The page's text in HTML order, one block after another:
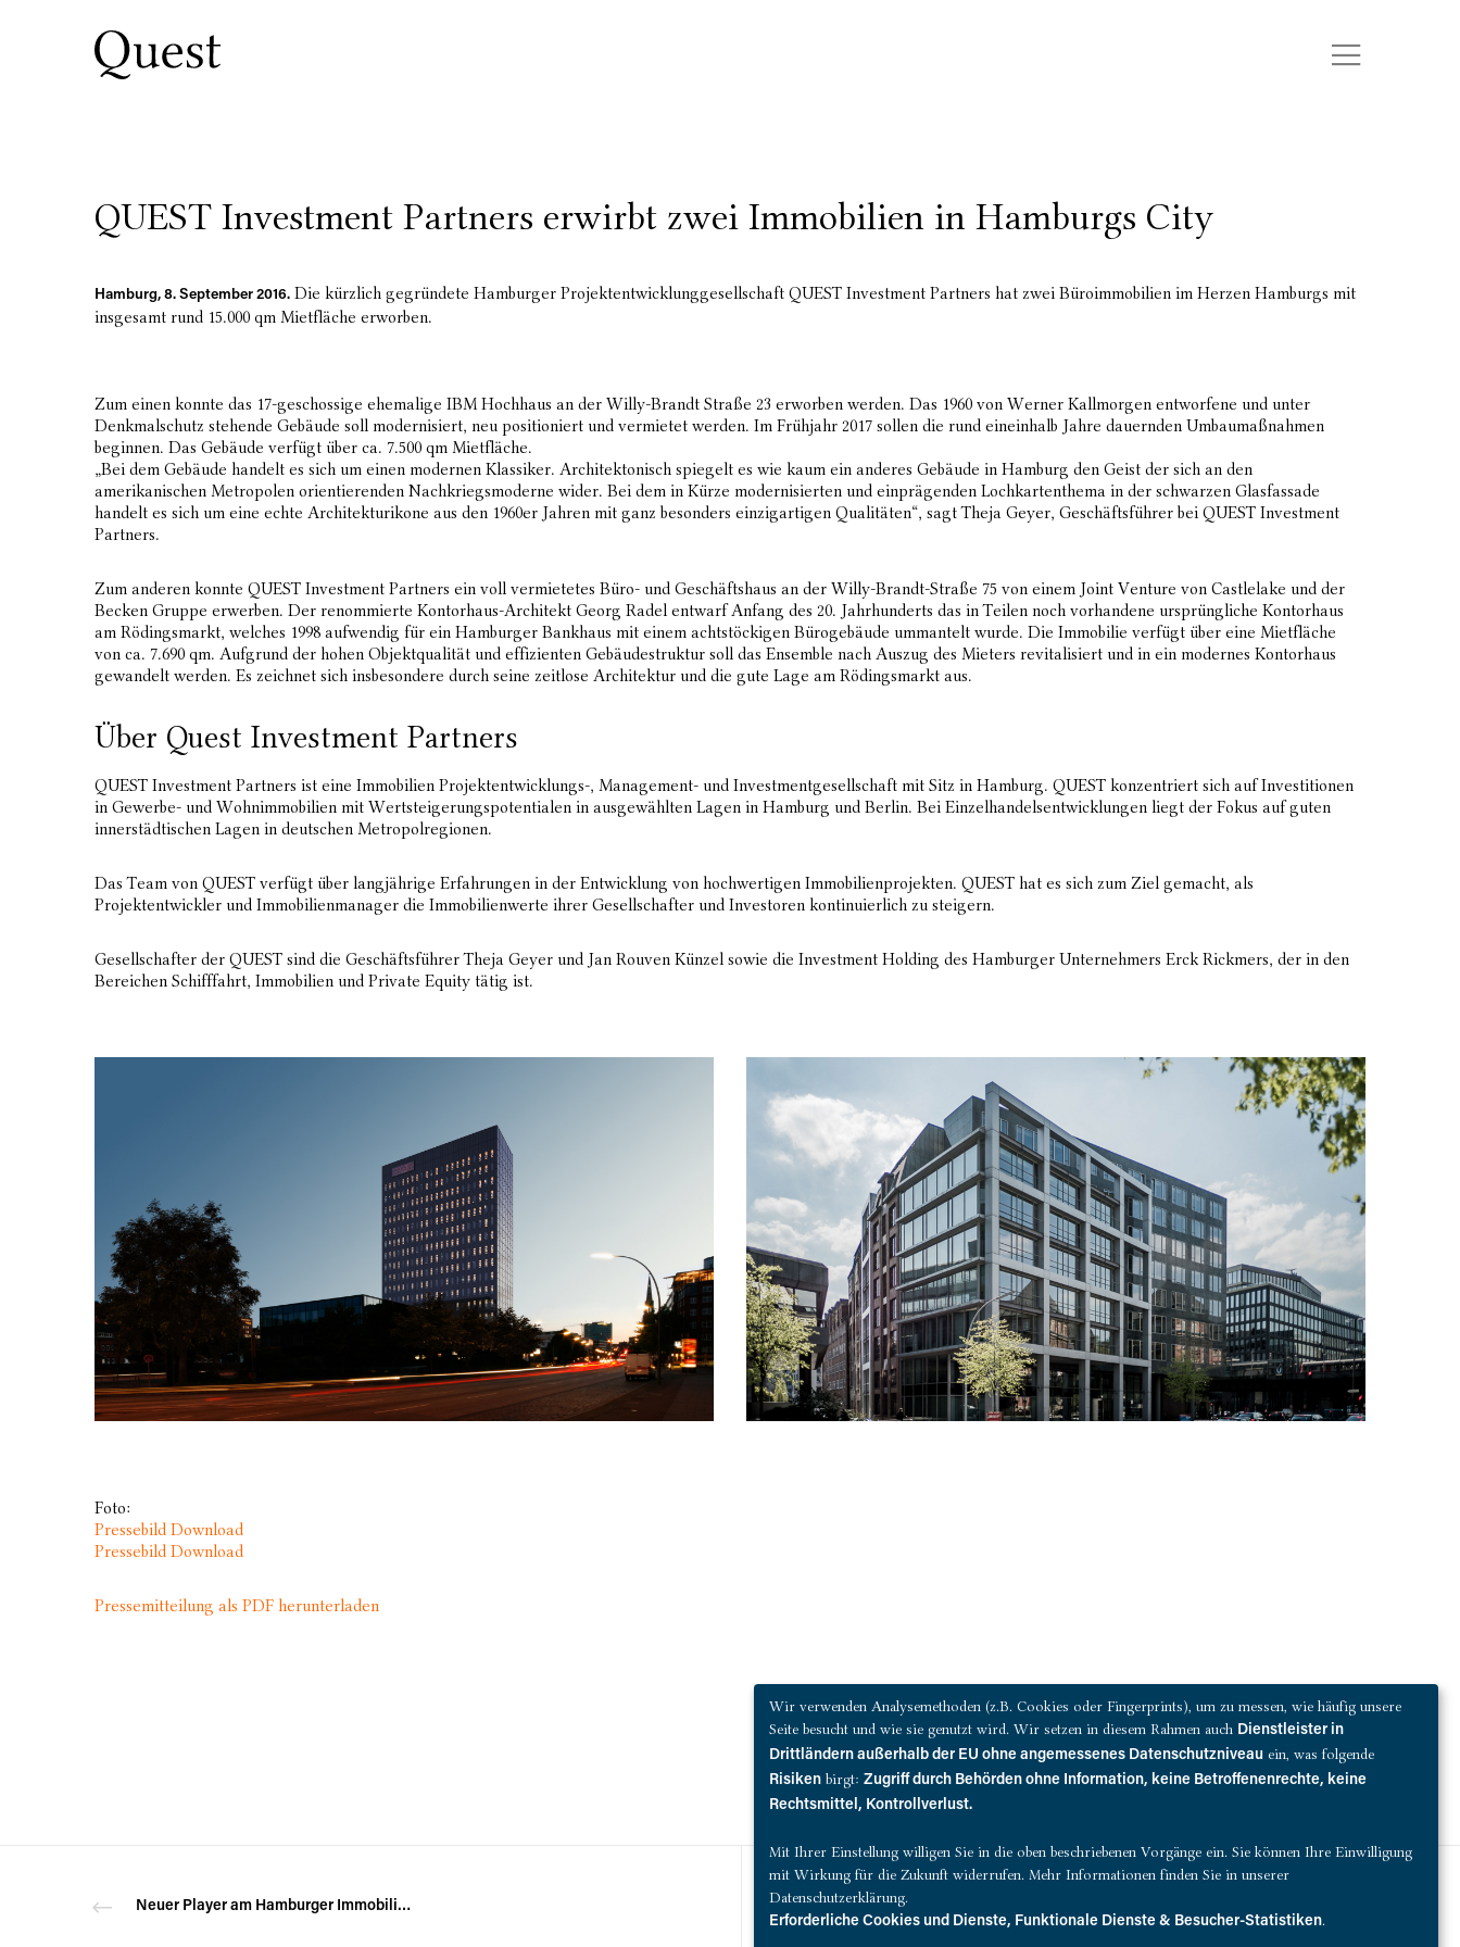
QUEST Investment Partners erwirbt zwei Immobilien in Hamburgs City
Hamburg, 8. September 2016. Die kürzlich gegründete Hamburger Projektentwicklunggesellschaft QUEST Investment Partners hat zwei Büroimmobilien im Herzen Hamburgs mit
insgesamt rund 15.000 qm Mietfläche erworben.
Zum einen konnte das 17-geschossige ehemalige IBM Hochhaus an der Willy-Brandt Straße 23 erworben werden. Das 1960 von Werner Kallmorgen entworfene und unter
Denkmalschutz stehende Gebäude soll modernisiert, neu positioniert und vermietet werden. Im Frühjahr 2017 sollen die rund eineinhalb Jahre dauernden Umbaumaßnahmen
beginnen. Das Gebäude verfügt über ca. 7.500 qm Mietfläche.
„Bei dem Gebäude handelt es sich um einen modernen Klassiker. Architektonisch spiegelt es wie kaum ein anderes Gebäude in Hamburg den Geist der sich an den
amerikanischen Metropolen orientierenden Nachkriegsmoderne wider. Bei dem in Kürze modernisierten und einprägenden Lochkartenthema in der schwarzen Glasfassade
handelt es sich um eine echte Architekturikone aus den 1960er Jahren mit ganz besonders einzigartigen Qualitäten“, sagt Theja Geyer, Geschäftsführer bei QUEST Investment
Partners.
Zum anderen konnte QUEST Investment Partners ein voll vermietetes Büro- und Geschäftshaus an der Willy-Brandt-Straße 75 von einem Joint Venture von Castlelake und der
Becken Gruppe erwerben. Der renommierte Kontorhaus-Architekt Georg Radel entwarf Anfang des 20. Jahrhunderts das in Teilen noch vorhandene ursprüngliche Kontorhaus
am Rödingsmarkt, welches 1998 aufwendig für ein Hamburger Bankhaus mit einem achtstöckigen Bürogebäude ummantelt wurde. Die Immobilie verfügt über eine Mietfläche
von ca. 7.690 qm. Aufgrund der hohen Objektqualität und effizienten Gebäudestruktur soll das Ensemble nach Auszug des Mieters revitalisiert und in ein modernes Kontorhaus
gewandelt werden. Es zeichnet sich insbesondere durch seine zeitlose Architektur und die gute Lage am Rödingsmarkt aus.
Über Quest Investment Partners
QUEST Investment Partners ist eine Immobilien Projektentwicklungs-, Management- und Investmentgesellschaft mit Sitz in Hamburg. QUEST konzentriert sich auf Investitionen
in Gewerbe- und Wohnimmobilien mit Wertsteigerungspotentialen in ausgewählten Lagen in Hamburg und Berlin. Bei Einzelhandelsentwicklungen liegt der Fokus auf guten
innerstädtischen Lagen in deutschen Metropolregionen.
Das Team von QUEST verfügt über langjährige Erfahrungen in der Entwicklung von hochwertigen Immobilienprojekten. QUEST hat es sich zum Ziel gemacht, als
Projektentwickler und Immobilienmanager die Immobilienwerte ihrer Gesellschafter und Investoren kontinuierlich zu steigern.
Gesellschafter der QUEST sind die Geschäftsführer Theja Geyer und Jan Rouven Künzel sowie die Investment Holding des Hamburger Unternehmers Erck Rickmers, der in den
Bereichen Schifffahrt, Immobilien und Private Equity tätig ist.
Foto:
Pressebild Download
Pressebild Download
Pressemitteilung als PDF herunterladen
Neuer Player am Hamburger Immobilienmarkt
Wir verwenden Analysemethoden (z.B. Cookies oder Fingerprints), um zu messen, wie häufig unsere
Seite besucht und wie sie genutzt wird. Wir setzen in diesem Rahmen auch Dienstleister in
Drittländern außerhalb der EU ohne angemessenes Datenschutzniveau ein, was folgende
Risiken birgt: Zugriff durch Behörden ohne Information, keine Betroffenenrechte, keine
Rechtsmittel, Kontrollverlust.
Mit Ihrer Einstellung willigen Sie in die oben beschriebenen Vorgänge ein. Sie können Ihre Einwilligung
mit Wirkung für die Zukunft widerrufen. Mehr Informationen finden Sie in unserer
Datenschutzerklärung.
Erforderliche Cookies und Dienste, Funktionale Dienste & Besucher-Statistiken.